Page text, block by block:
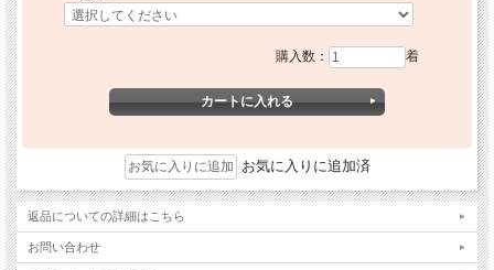
購入数： 着
お気に入りに追加済
返品についての詳細はこちら
お問い合わせ